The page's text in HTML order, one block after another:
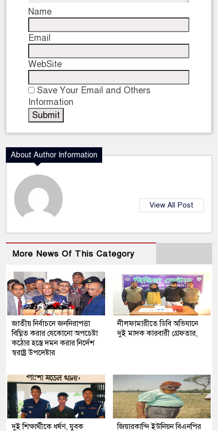
Name
Email
WebSite
Save Your Email and Others
Information
About Author Information
View All Post
More News Of This Category
জাতীয় নির্বাচনে জননিরাপত্তা
বিঘ্নিত করার যেকোনো অপচেষ্টা
কঠোর হস্তে দমন করার নির্দেশ
স্বরাষ্ট্র উপদেষ্টার
নীলফামারীতে ডিবি অভিযানে
দুই মাদক কারবারী গ্রেফতার,
দুই শিক্ষার্থীকে ধর্ষণ, যুবক জিয়ারকান্দি ইউনিয়ন বিএনপির